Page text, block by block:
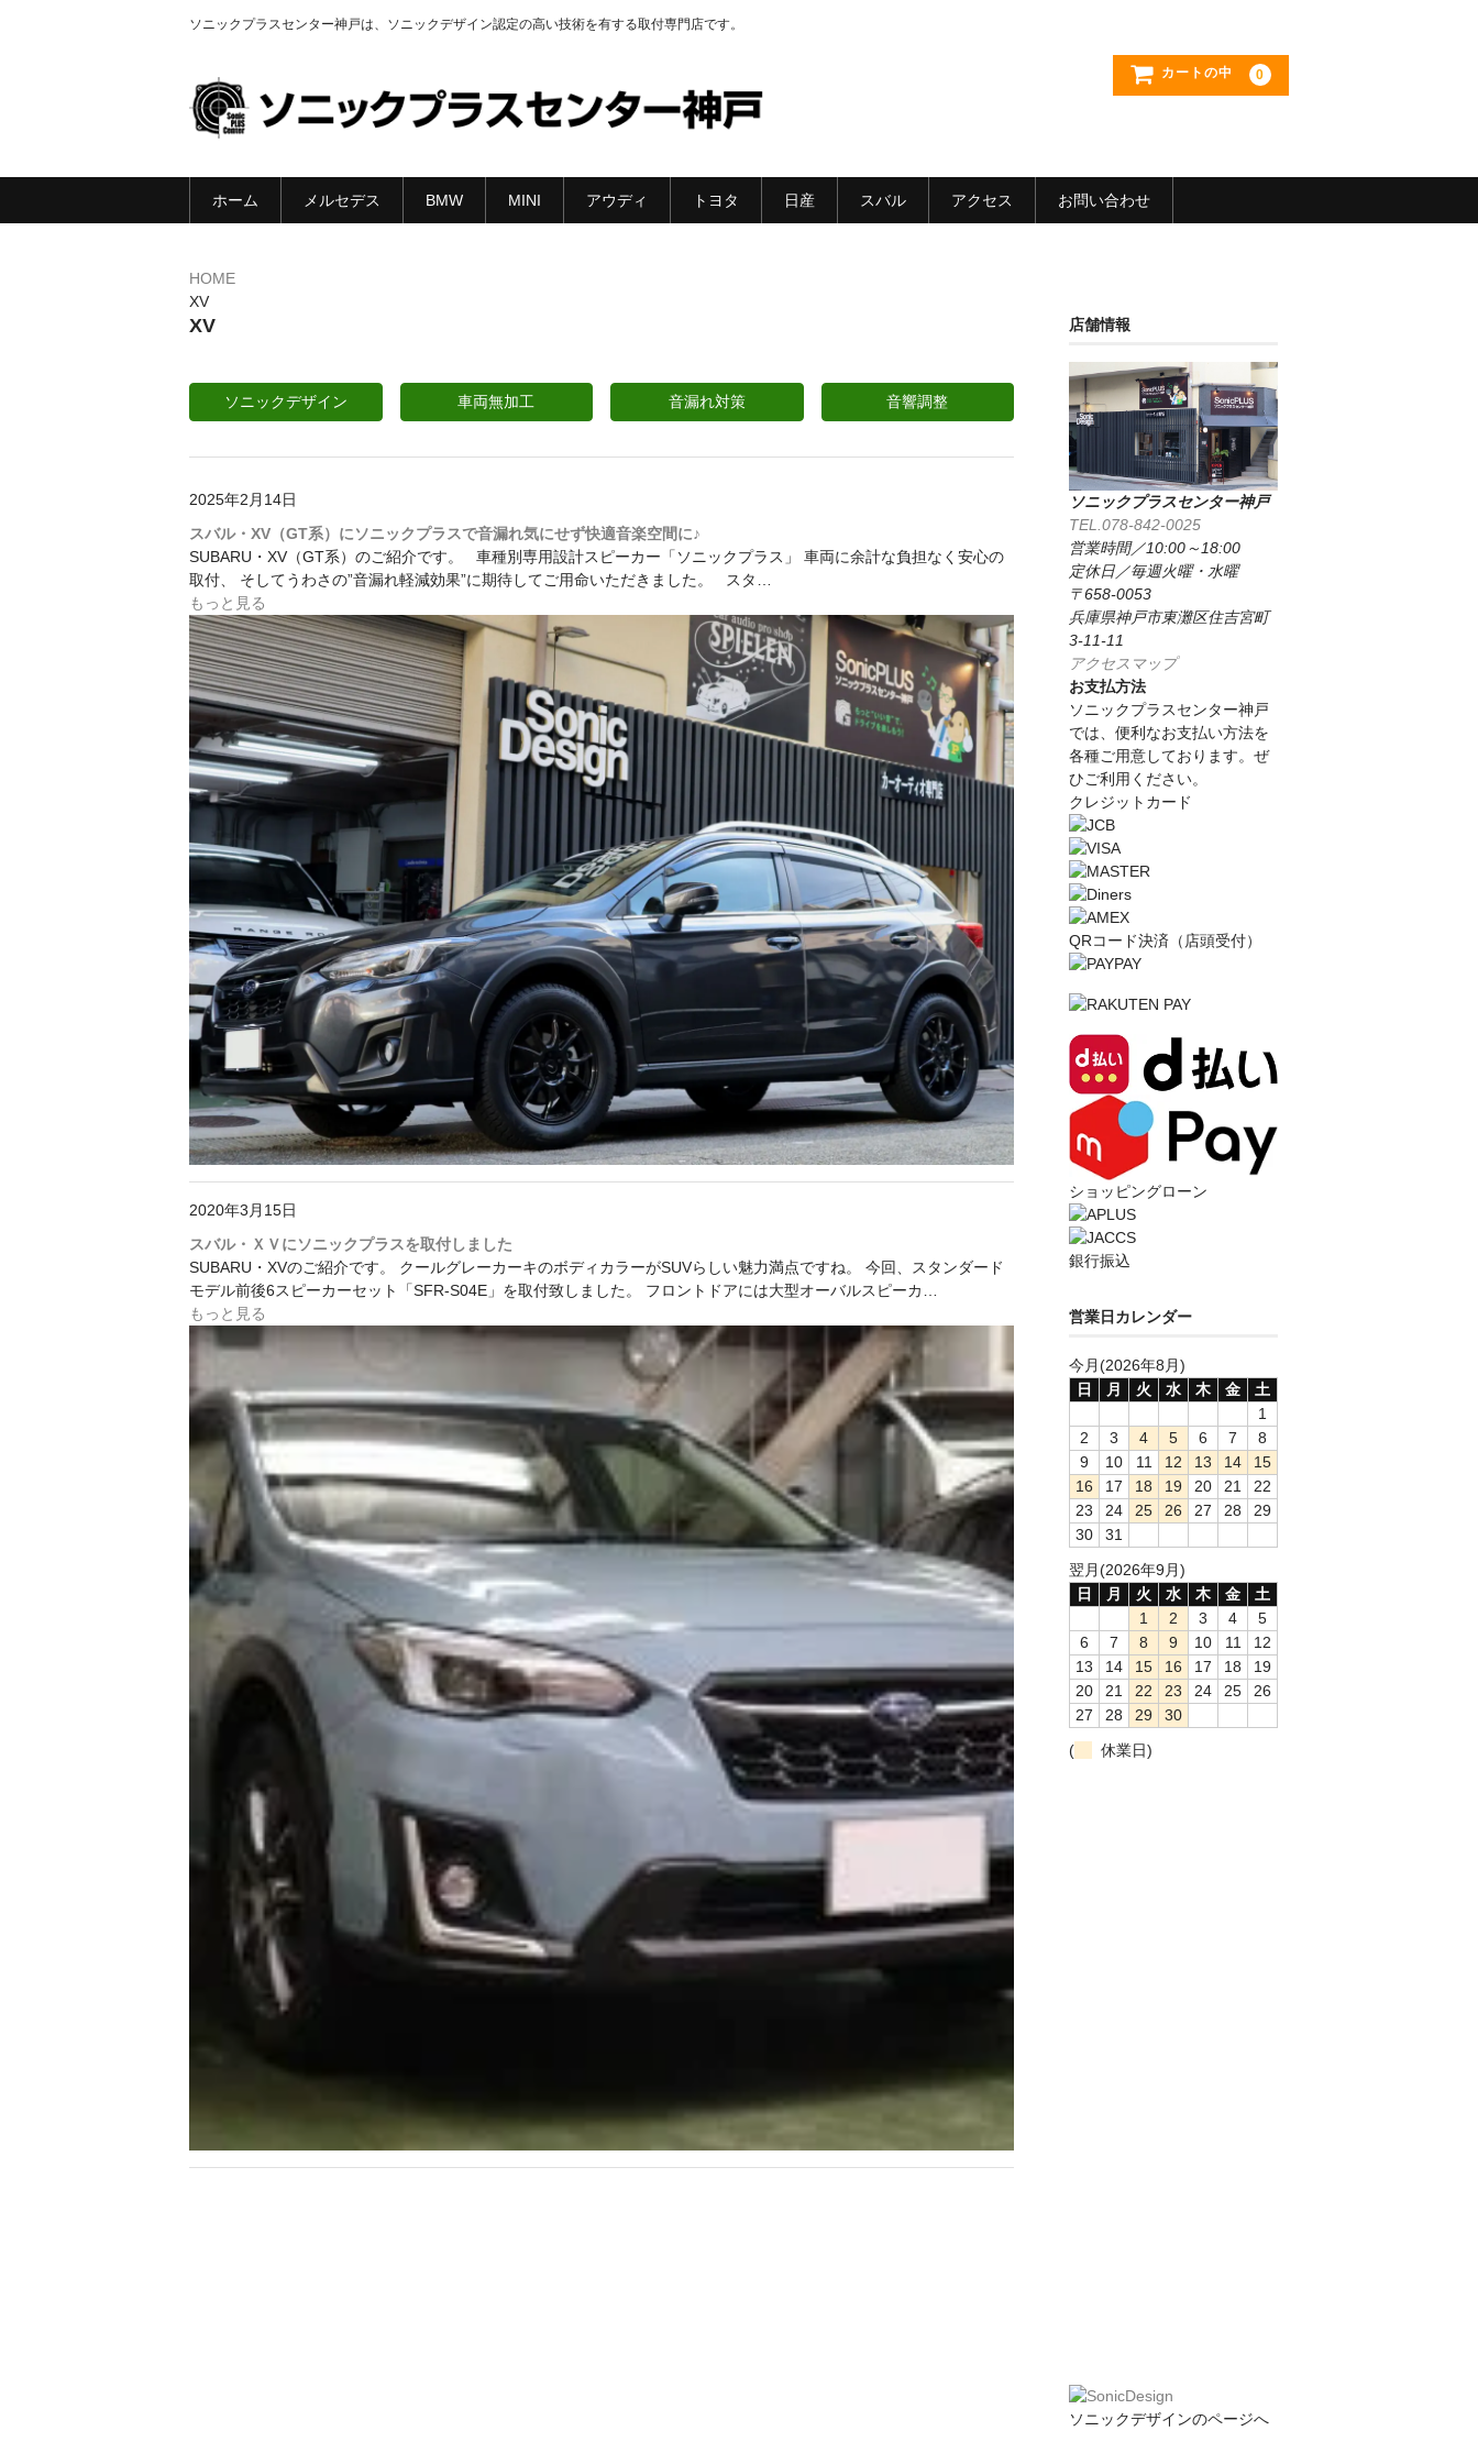
ソニックプラスセンター神戸は、ソニックデザイン認定の高い技術を有する取付専門店です。
カートの中 0
ホーム メルセデス BMW MINI アウディ トヨタ 日産 スバル アクセス お問い合わせ
HOME
XV
XV
ソニックデザイン 車両無加工 音漏れ対策 音響調整
2025年2月14日
スバル・XV（GT系）にソニックプラスで音漏れ気にせず快適音楽空間に♪
SUBARU・XV（GT系）のご紹介です。 車種別専用設計スピーカー「ソニックプラス」 車両に余計な負担なく安心の
取付、 そしてうわさの”音漏れ軽減効果”に期待してご用命いただきました。 スタ…
もっと見る
2020年3月15日
スバル・ＸＶにソニックプラスを取付しました
SUBARU・XVのご紹介です。 クールグレーカーキのボディカラーがSUVらしい魅力満点ですね。 今回、スタンダード
モデル前後6スピーカーセット「SFR-S04E」を取付致しました。 フロントドアには大型オーバルスピーカ…
もっと見る
店舗情報
ソニックプラスセンター神戸
TEL.078-842-0025
営業時間／10:00～18:00
定休日／毎週火曜・水曜
〒658-0053
兵庫県神戸市東灘区住吉宮町
3-11-11
アクセスマップ
お支払方法
ソニックプラスセンター神戸
では、便利なお支払い方法を
各種ご用意しております。ぜ
ひご利用ください。
クレジットカード
QRコード決済（店頭受付）
ショッピングローン
銀行振込
営業日カレンダー
今月(2026年8月)
日
月 火 水 木 金
土
1
2
3 4 5 6 7
8
9
10 11 12 13 14
15
16
17 18 19 20 21
22
23
24 25 26 27 28
29
30
31
翌月(2026年9月)
日
月 火 水 木 金
土
1
2 3 4
5
6
7 8 9 10 11
12
13
14 15 16 17 18
19
20
21 22 23 24 25
26
27
28 29
30
(
休業日)
ソニックデザインのページへ